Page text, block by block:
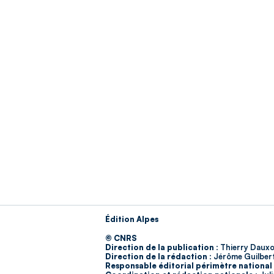
Édition Alpes
© CNRS
Direction de la publication : Thierry
Direction de la rédaction : Jérôme
Responsable éditorial périmètre national